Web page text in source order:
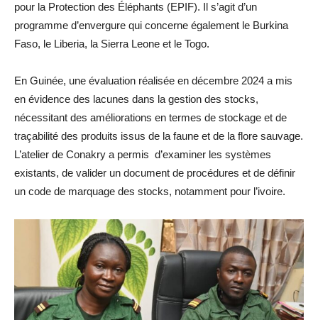
pour la Protection des Éléphants (EPIF). Il s’agit d’un
programme d’envergure qui concerne également le Burkina
Faso, le Liberia, la Sierra Leone et le Togo.
En Guinée, une évaluation réalisée en décembre 2024 a mis
en évidence des lacunes dans la gestion des stocks,
nécessitant des améliorations en termes de stockage et de
traçabilité des produits issus de la faune et de la flore sauvage.
L’atelier de Conakry a permis d’examiner les systèmes
existants, de valider un document de procédures et de définir
un code de marquage des stocks, notamment pour l’ivoire.